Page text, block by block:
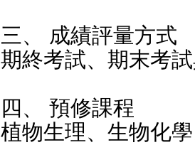
三、 成績評量方式
期終考試、期末考
四、 預修課程
植物生理、生物化